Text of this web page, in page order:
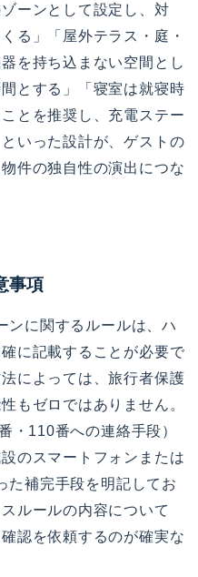
ーンとして設定し、対
る」「屋外テラス・庭・
を持ち込まない空間とし
とする」「寝室は就寝時
とを推奨し、充電ステー
いった設計が、ゲストの
件の独自性の演出につな
事項
ンに関するルールは、ハ
に記載することが必要で
によっては、旅行者保護
もゼロではありません。
・110番への連絡手段）
のスマートフォンまたは
た補完手段を明記してお
ルールの内容について
認を依頼するのが確実な